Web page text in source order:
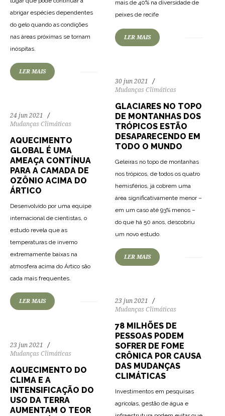
abrigar espécies dependentes
do gelo quando as condições
nas áreas próximas se tornam
inóspitas.
LER MAIS
mais de 40% na diversidade de
peixes de recife
LER MAIS
30 jun 2021
Mudanças Climáticas
GLACIARES NO TOPO
DE MONTANHAS DOS
TRÓPICOS ESTÃO
DESAPARECENDO EM
TODO O MUNDO
Geleiras no topo de montanhas
nos trópicos, de todos os quatro
hemisférios, já cobrem uma
área significativamente menor –
em um caso até 93% menos –
do que há 50 anos, descobriu
um novo estudo.
LER MAIS
24 jun 2021
Mudanças Climáticas
AQUECIMENTO
GLOBAL É UMA
AMEAÇA CONTÍNUA
PARA A CAMADA DE
OZÔNIO ACIMA DO
ÁRTICO
Desenvolvido por uma equipe
internacional de cientistas, o
estudo revela que as
temperaturas de inverno
extremamente baixas na
atmosfera acima do Ártico são
cada mais frequentes.
LER MAIS
23 jun 2021
Mudanças Climáticas
78 MILHÕES DE
PESSOAS PODEM
SOFRER DE FOME
CRÔNICA POR CAUSA
DAS MUDANÇAS
CLIMÁTICAS
Investimentos em pesquisas
agrícolas, gestão de água e
23 jun 2021
Mudanças Climáticas
AQUECIMENTO DO
CLIMA E A
INTENSIFICAÇÃO DO
USO DA TERRA
AUMENTAM O TEOR